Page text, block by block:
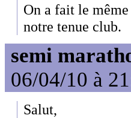
On a fait le
notre tenue club.
semi
06/04/10 à
Salut,